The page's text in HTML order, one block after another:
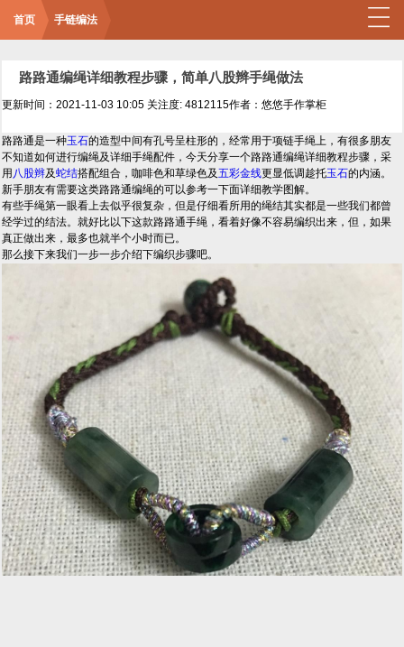
首页 手链编法
路路通编绳详细教程步骤，简单八股辫手绳做法
更新时间：2021-11-03 10:05 关注度: 4812115作者：悠悠手作掌柜
路路通是一种玉石的造型中间有孔号呈柱形的，经常用于项链手绳上，有很多朋友
不知道如何进行编绳及详细手绳配件，今天分享一个路路通编绳详细教程步骤，采
用 八股辫及蛇结搭配组合，咖啡色和草绿色及五彩金线更显低调趁托玉石的内涵。
新手朋友有需要这类路路通编绳的可以参考一下面详细教学图解。
有些手绳第一眼看上去似乎很复杂，但是仔细看所用的绳结其实都是一些我们都曾
经学过的结法。就好比以下这款路路通手绳，看着好像不容易编织出来，但，如果
真正做出来，最多也就半个小时而已。
那么接下来我们一步一步介绍下编织步骤吧。